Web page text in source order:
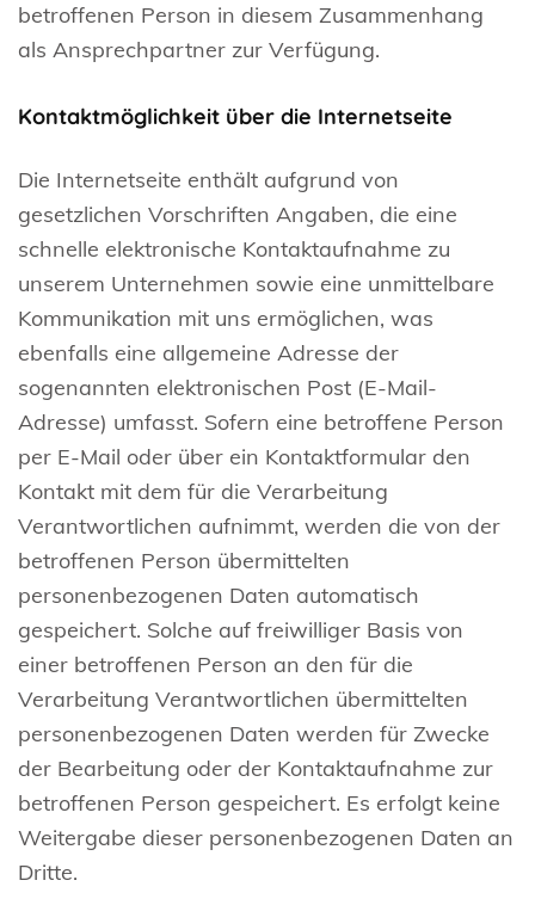
betroffenen Person in diesem Zusammenhang
als Ansprechpartner zur Verfügung.
Kontaktmöglichkeit über die Internetseite
Die Internetseite enthält aufgrund von
gesetzlichen Vorschriften Angaben, die eine
schnelle elektronische Kontaktaufnahme zu
unserem Unternehmen sowie eine unmittelbare
Kommunikation mit uns ermöglichen, was
ebenfalls eine allgemeine Adresse der
sogenannten elektronischen Post (E-Mail-
Adresse) umfasst. Sofern eine betroffene Person
per E-Mail oder über ein Kontaktformular den
Kontakt mit dem für die Verarbeitung
Verantwortlichen aufnimmt, werden die von der
betroffenen Person übermittelten
personenbezogenen Daten automatisch
gespeichert. Solche auf freiwilliger Basis von
einer betroffenen Person an den für die
Verarbeitung Verantwortlichen übermittelten
personenbezogenen Daten werden für Zwecke
der Bearbeitung oder der Kontaktaufnahme zur
betroffenen Person gespeichert. Es erfolgt keine
Weitergabe dieser personenbezogenen Daten an
Dritte.